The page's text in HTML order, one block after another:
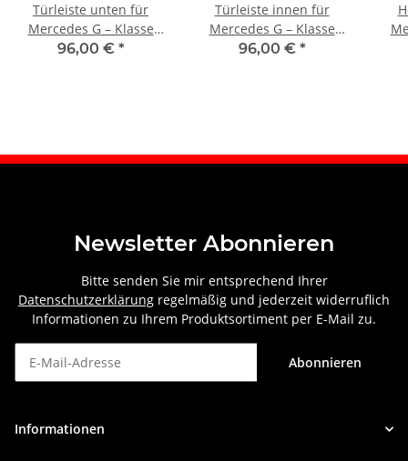
Türleiste unten für
Mercedes G – Klasse
W460 W461 W463 1979 –
96,00 € *
Türleiste innen für
Mercedes G – Klasse
W460 W461 W463 1979 –
96,00 € *
Newsletter Abonnieren
Bitte senden Sie mir entsprechend Ihrer
Datenschutzerklärung regelmäßig und jederzeit widerruflich
Informationen zu Ihrem Produktsortiment per E-Mail zu.
Abonnieren
Informationen